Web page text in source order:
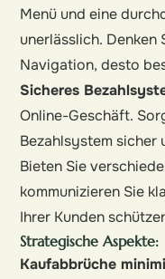
Menü und eine
unerlässlich. Denken
Navigation, desto
Sicheres
Online-Geschäft.
Bezahlsystem sicher
Bieten Sie
kommunizieren Sie
Ihrer Kunden
Strategische Aspekte:
Kaufabbrüche